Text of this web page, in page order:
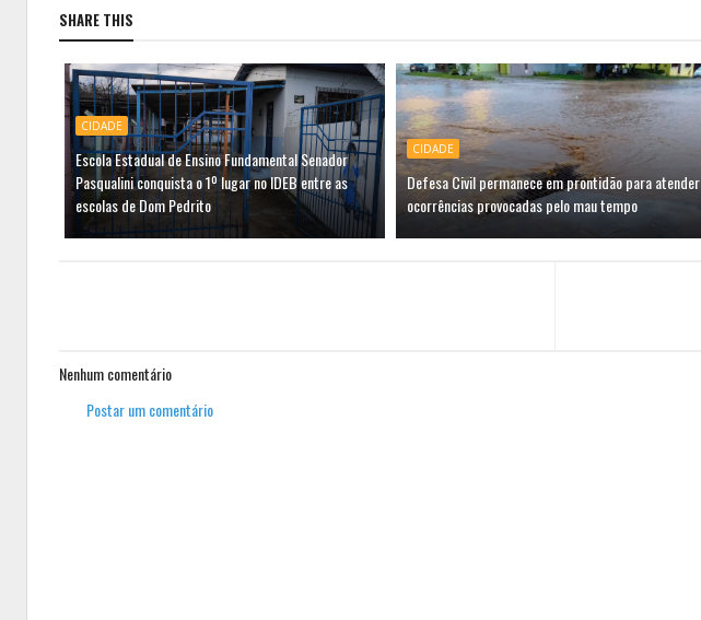
SHARE THIS
CIDADE
Escola Estadual de Ensino Fundamental Senador
Pasqualini conquista o 1º lugar no IDEB entre as
escolas de Dom Pedrito
CIDADE
Defesa Civil permanece em prontidão para atender
ocorrências provocadas pelo mau tempo
Nenhum comentário
Postar um comentário